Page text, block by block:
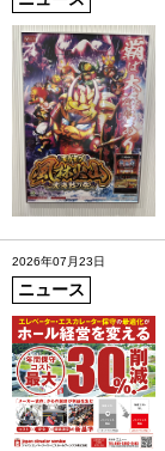
2026年07月23日
ニュース